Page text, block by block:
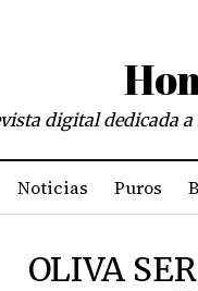
digital dedicada
Noticias Puros
OLIVA